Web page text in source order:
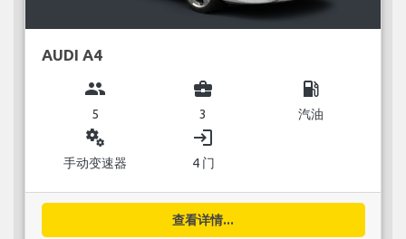
AUDI A4
group
5
business_center
3
local_gas_station
汽油
miscellaneous_services
手动变速器
login
4 门
查看详情...